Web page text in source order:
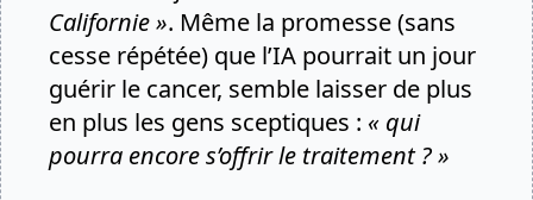
Californie ». Même la promesse (sans
cesse répétée) que l’IA pourrait un jour
guérir le cancer, semble laisser de plus
en plus les gens sceptiques : « qui
pourra encore s’offrir le traitement ? »